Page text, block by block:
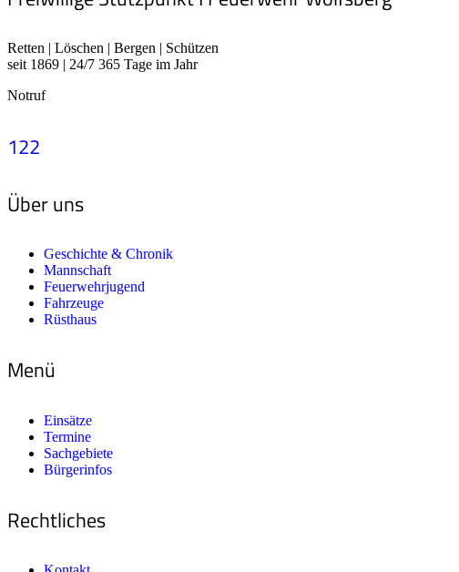
Retten | Löschen | Bergen | Schützen
seit 1869 | 24/7 365 Tage im Jahr
Notruf
122
Über uns
Geschichte & Chronik
Mannschaft
Feuerwehrjugend
Fahrzeuge
Rüsthaus
Menü
Einsätze
Termine
Sachgebiete
Bürgerinfos
Rechtliches